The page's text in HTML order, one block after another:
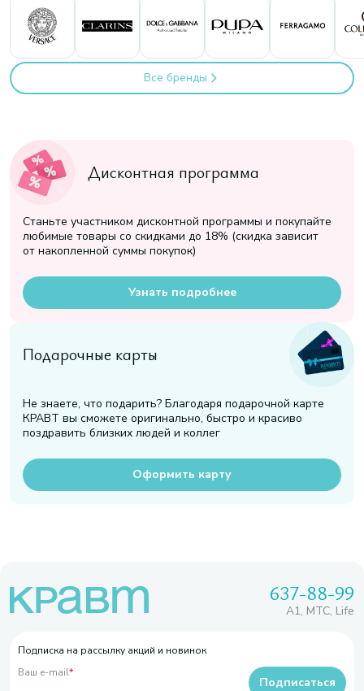
Все бренды
Дисконтная программа
Станьте участником дисконтной программы и покупайте
любимые товары со скидками до 18% (скидка зависит
от накопленной суммы покупок)
Узнать подробнее
Подарочные карты
Не знаете, что подарить? Благодаря подарочной карте
КРАВТ вы сможете оригинально, быстро и красиво
поздравить близких людей и коллег
Оформить карту
637-88-99
A1, МТС, Life
Подписка на рассылку акций и новинок
Ваш e-mail*
Подписаться